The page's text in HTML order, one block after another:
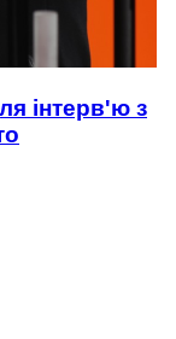
інтерв'ю з